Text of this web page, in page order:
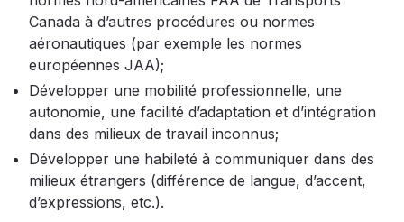
Canada à d’autres procédures ou normes
aéronautiques (par exemple les normes
européennes JAA);
Développer une mobilité professionnelle, une
autonomie, une facilité d’adaptation et d’intégration
dans des milieux de travail inconnus;
Développer une habileté à communiquer dans des
milieux étrangers (différence de langue, d’accent,
d’expressions, etc.).